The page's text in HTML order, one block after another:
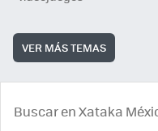
VER MÁS TEMAS